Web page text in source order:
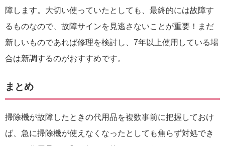
障します。大切い使っていたとしても、最終的には故障す
るものなので、故障サインを見逃さないことが重要！まだ
新しいものであれば修理を検討し、7年以上使用している場
合は新調するのがおすすめです。
まとめ
掃除機が故障したときの代用品を複数事前に把握しておけ
ば、急に掃除機が使えなくなったとしても焦らず対処でき